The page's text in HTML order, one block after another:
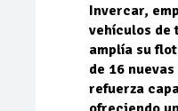
Invercar,
vehículos de
amplía su
de 16
refuerza